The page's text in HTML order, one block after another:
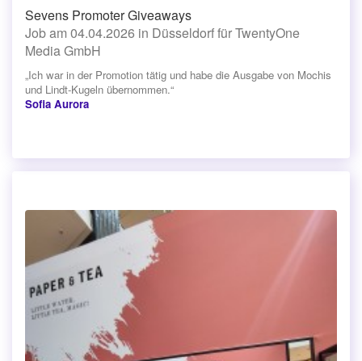
Sevens Promoter Giveaways
Job am 04.04.2026 in Düsseldorf für TwentyOne
Media GmbH
„Ich war in der Promotion tätig und habe die Ausgabe von Mochis
und Lindt-Kugeln übernommen.“
Sofia Aurora